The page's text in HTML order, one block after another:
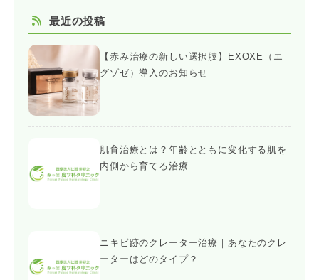
最近の投稿
【赤み治療の新しい選択肢】EXOXE（エ
グゾゼ）導入のお知らせ
肌育治療とは？年齢とともに変化する肌を
内側から育てる治療
ニキビ跡のクレーター治療｜あなたのクレ
ーターはどのタイプ？